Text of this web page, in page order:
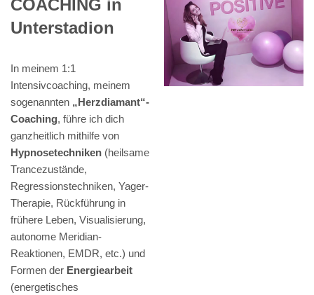
COACHING in
Unterstadion
In meinem 1:1
Intensivcoaching, meinem
sogenannten „Herzdiamant“-
Coaching, führe ich dich
ganzheitlich mithilfe von
Hypnosetechniken (heilsame
Trancezustände,
Regressionstechniken, Yager-
Therapie, Rückführung in
frühere Leben, Visualisierung,
autonome Meridian-
Reaktionen, EMDR, etc.) und
Formen der Energiearbeit
(energetisches